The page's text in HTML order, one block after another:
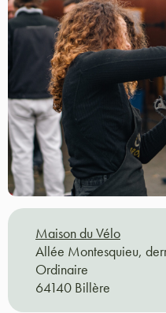
Maison du Vélo
Allée Montesquieu,
Ordinaire
64140 Billère